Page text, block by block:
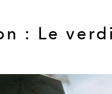
: Le